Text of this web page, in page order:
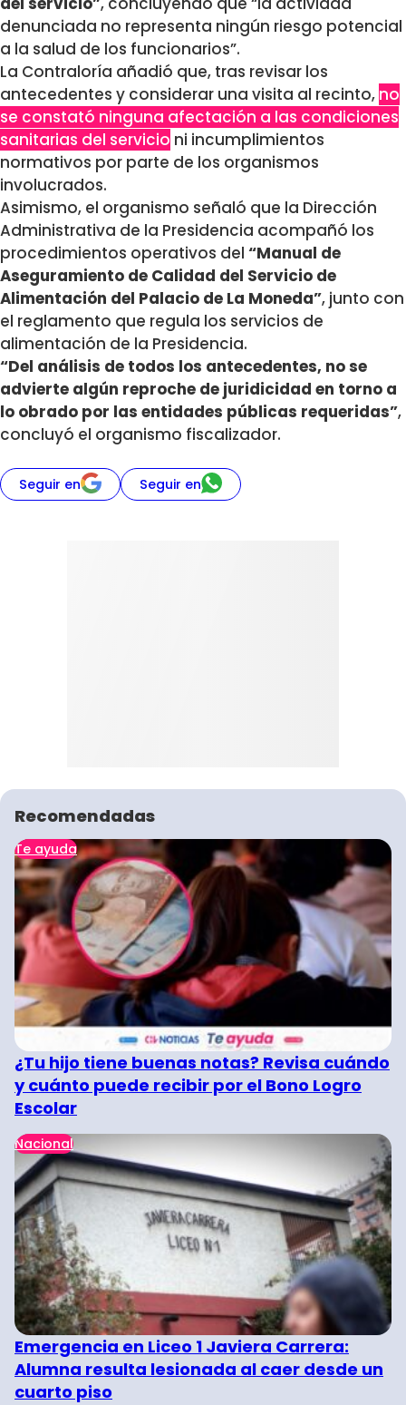
denunciada no representa ningún riesgo potencial
a la salud de los funcionarios”.
La Contraloría añadió que, tras revisar los
antecedentes y considerar una visita al recinto, no
se constató ninguna afectación a las condiciones
sanitarias del servicio ni incumplimientos
normativos por parte de los organismos
involucrados.
Asimismo, el organismo señaló que la Dirección
Administrativa de la Presidencia acompañó los
procedimientos operativos del “Manual de
Aseguramiento de Calidad del Servicio de
Alimentación del Palacio de La Moneda”, junto con
el reglamento que regula los servicios de
alimentación de la Presidencia.
“Del análisis de todos los antecedentes, no se
advierte algún reproche de juridicidad en torno a
lo obrado por las entidades públicas requeridas”,
concluyó el organismo fiscalizador.
Seguir en Seguir en
Recomendadas
Te ayuda
¿Tu hijo tiene buenas notas? Revisa cuándo
y cuánto puede recibir por el Bono Logro
Escolar
Nacional
Emergencia en Liceo 1 Javiera Carrera:
Alumna resulta lesionada al caer desde un
cuarto piso